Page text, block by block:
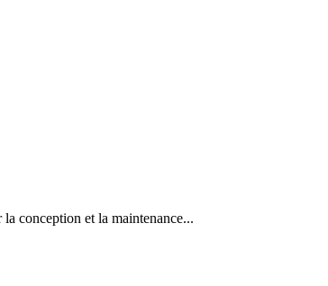
conception et la maintenance...